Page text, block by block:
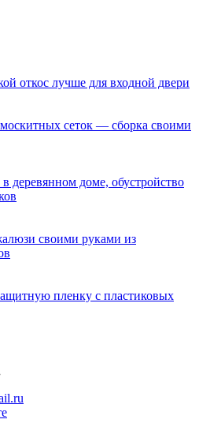
откос лучше для входной двери
сеток — сборка своими
деревянном доме, обустройство
своими руками из
пленку с пластиковых